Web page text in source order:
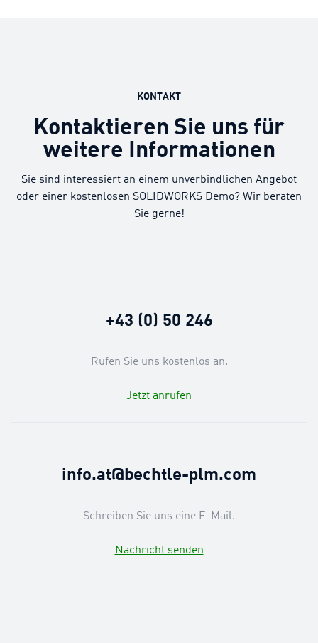
KONTAKT
Kontaktieren Sie uns für
weitere Informationen
Sie sind interessiert an einem unverbindlichen Angebot
oder einer kostenlosen SOLIDWORKS Demo? Wir beraten
Sie gerne!
+43 (0) 50 246
Rufen Sie uns kostenlos an.
Jetzt anrufen
info.at@bechtle-plm.com
Schreiben Sie uns eine E-Mail.
Nachricht senden